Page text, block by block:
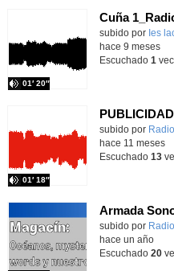
Cuña
Contenido
subido por Ies
01′ 20″
hace 9 meses
Escuchado 1
Contenido
subido por
01′ 18″
hace 11 meses
Escuchado 13
Armada
subido por
hace un año
Escuchado 20